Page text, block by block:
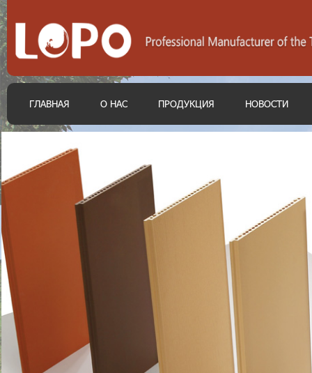
ГЛАВНАЯ О НАС ПРОДУКЦИЯ НОВОСТИ